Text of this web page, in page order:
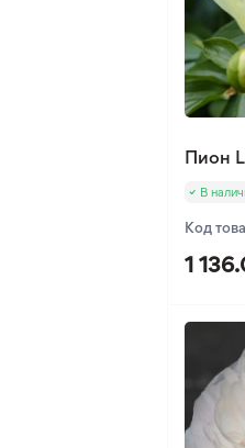
Пион
В
Код
1